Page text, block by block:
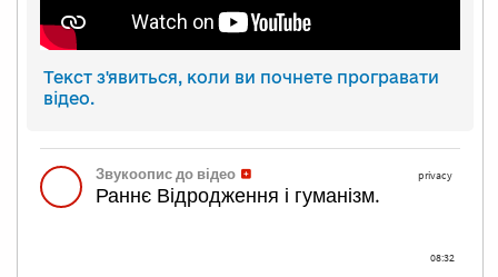
Текст з'явиться, коли ви почнете програвати
відео.